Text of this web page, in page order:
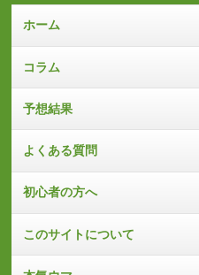
ホーム
コラム
予想結果
よくある質問
初心者の方へ
このサイトについて